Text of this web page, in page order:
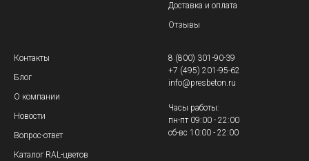
Доставка и оплата
Отзывы
Контакты
Блог
О компании
Новости
Вопрос-ответ
Каталог RAL-цветов
8 (800) 301-90-39
+7 (495) 201-95-62
info@presbeton.ru
Часы работы:
пн-пт 09:00 - 22:00
сб-вс 10:00 - 22:00